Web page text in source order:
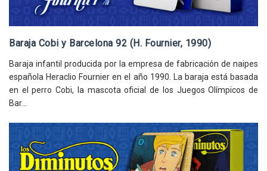
Baraja Cobi y Barcelona 92 (H. Fournier, 1990)
Baraja infantil producida por la empresa de fabricación de naipes
española Heraclio Fournier en el año 1990. La baraja está basada
en el perro Cobi, la mascota oficial de los Juegos Olímpicos de
Bar...